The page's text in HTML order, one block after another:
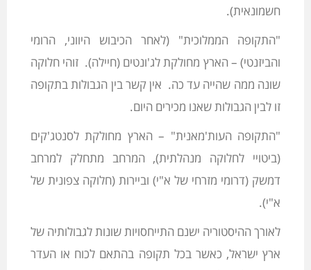
חשמונאית).
"התקופה הממלוכית" (לאחר הכיבוש היווני, הרומי
והביזנטי) – הארץ מחולקת לג'ונטים (חיילה). זוהי חלוקה
שונה ממה שהייה עד כה. אין קשר בין הגבולות בתקופה
זו לבין הגבולות שאנו מכירים היום.
"התקופה העות'מאנית" – הארץ מחולקת לסנטג'קים
(ביטויי לחלוקה מנהלתית), המרחב מתחלק למרחב
דמשק (דרומי מזרחי של א"י) וביירות (חלוקה צפונית של
א"י).
לאורך ההיסטוריה ישנם התייחסויות שונות לגבולותיה של
ארץ ישראל, כאשר בכל תקופה בהתאם לכוח או העדר